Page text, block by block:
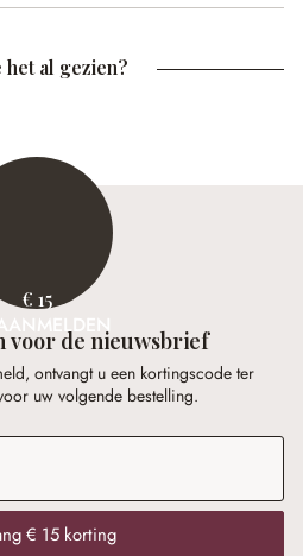
het al gezien?
€ 15
voor de nieuwsbrief
ontvangt u een kortingscode ter
uw volgende bestelling.
€ 15 korting